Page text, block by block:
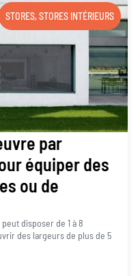
STORES,STORES INTÉRIEURS
par
équiper des
ou de
disposer de 1 à 8
des largeurs de plus de 5